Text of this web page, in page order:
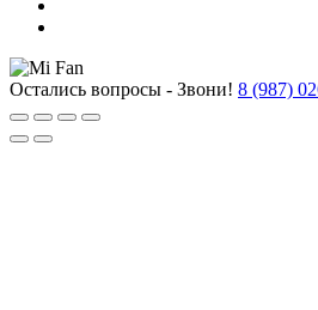
Остались вопросы - Звони! 8 (987)